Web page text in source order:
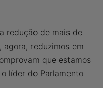
redução de mais de
agora, reduzimos em
que estamos
líder do Parlamento